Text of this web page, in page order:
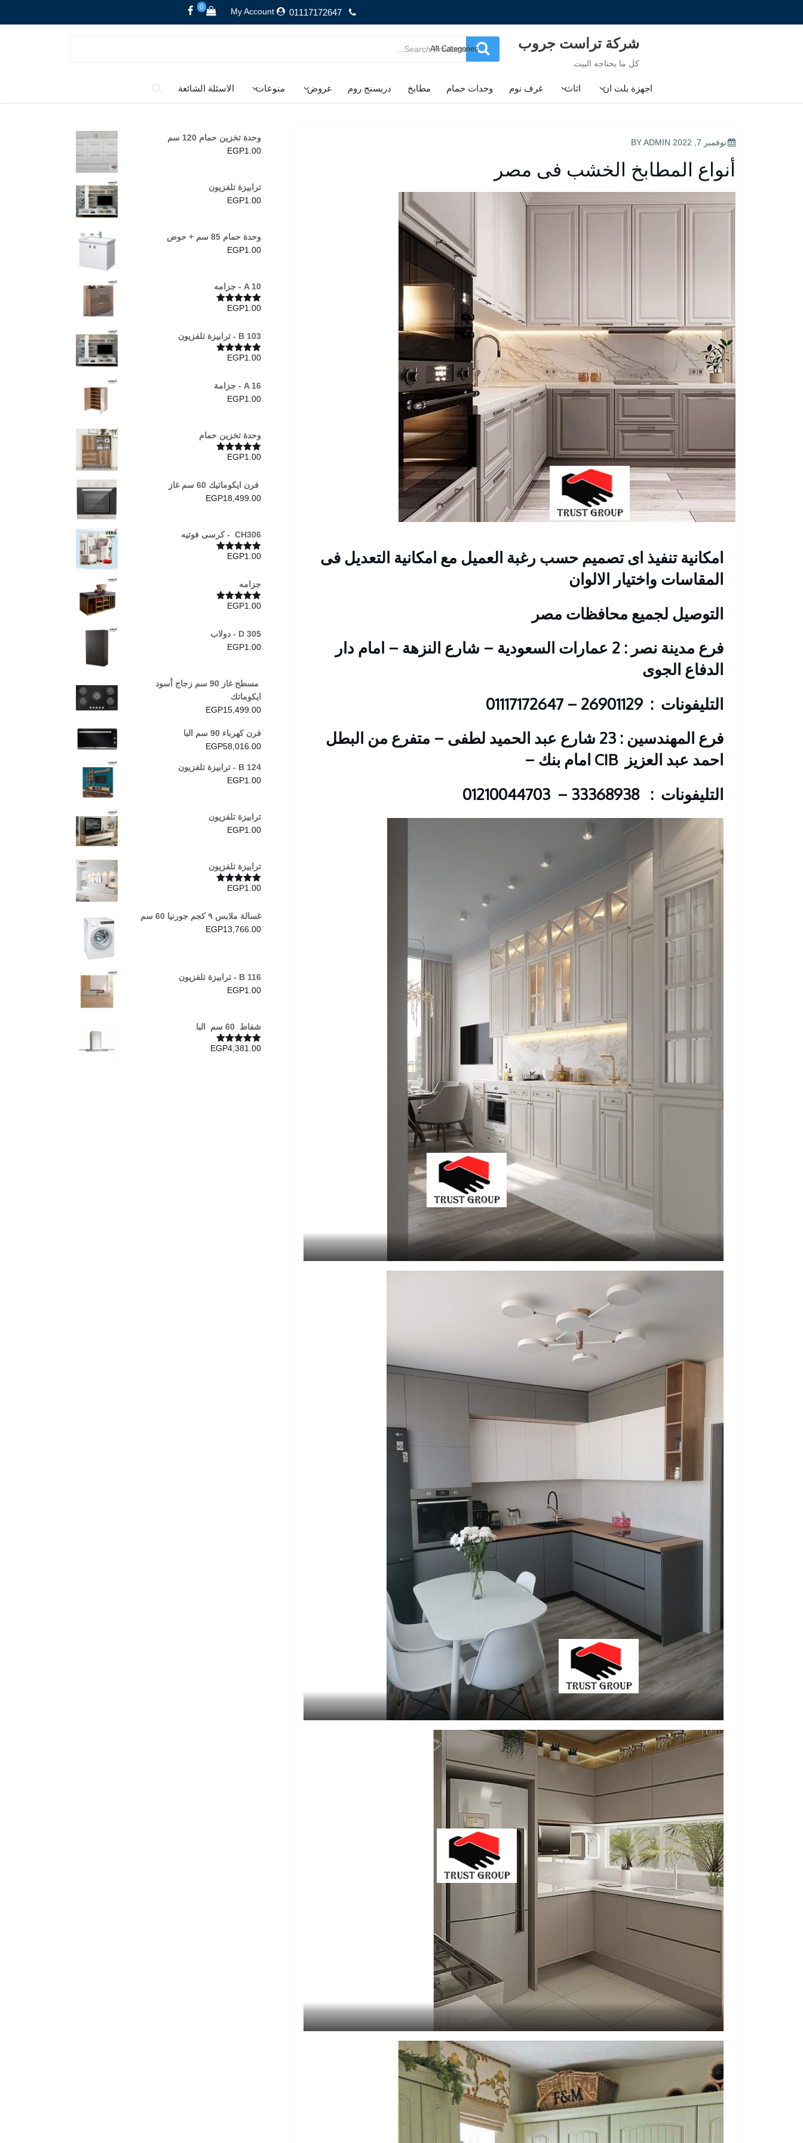
01117172647
My Account
0
شركة تراست جروب
كل ما يحتاجه البيت
Search
for
اجهزة بلت ان اثاث غرف نوم وحدات حمام مطابخ دريسنج روم عروض منوعات الاسئلة الشائعة
POSTED
نوفمبر 7, 2022 ADMIN
أنواع المطابخ الخشب فى مصر
امكانية تنفيذ اى تصميم حسب رغبة العميل مع امكانية التعديل فى
المقاسات واختيار الالوان
التوصيل لجميع محافظات مصر
فرع مدينة نصر : 2 عمارات السعودية – شارع النزهة – امام دار
الدفاع الجوى
التليفونات : 26901129 – 01117172647
فرع المهندسين : 23 شارع عبد الحميد لطفى – متفرع من البطل
احمد عبد العزيز CIB امام بنك
–
التليفونات : 33368938 – 01210044703
وحدة تخزين حمام 120 سم
EGP1.00
ترابيزة تلفزيون
EGP1.00
وحدة حمام 85 سم + حوض
EGP1.00
A 10 - جزامه
تم التقييم
EGP1.00
B 103 - ترابيزة تلفزيون
تم التقييم
EGP1.00
A 16 - جزامة
EGP1.00
وحدة تخزين حمام
تم التقييم
EGP1.00
فرن ايكوماتيك 60 سم غاز
EGP18,499.00
CH306 - كرسى فوتيه
تم التقييم
EGP1.00
جزامه
تم التقييم
EGP1.00
D 305 - دولاب
EGP1.00
مسطح غاز 90 سم زجاج أسود
ايكوماتك
EGP15,499.00
فرن كهرباء 90 سم البا
EGP58,016.00
B 124 - ترابيزة تلفزيون
EGP1.00
ترابيزة تلفزيون
EGP1.00
ترابيزة تلفزيون
تم التقييم
EGP1.00
غسالة ملابس ٩ كجم جورنيا 60 سم
EGP13,766.00
B 116 - ترابيزة تلفزيون
EGP1.00
شفاط 60 سم البا
تم التقييمEGP4,381.00